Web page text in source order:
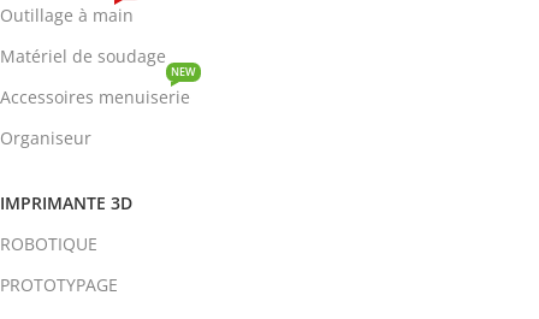
Outillage à main
Matériel de soudage
Accessoires menuiserie
NEW
Organiseur
IMPRIMANTE 3D
ROBOTIQUE
PROTOTYPAGE